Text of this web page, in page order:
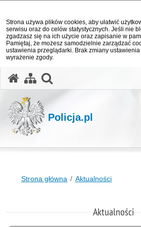
Strona używa plików cookies, aby ułatwić
serwisu oraz do celów statystycznych. Jeśli nie
zgadzasz się na ich użycie oraz zapisanie w
Pamiętaj, że możesz samodzielnie zarządzać
ustawienia przeglądarki. Brak zmiany
wyrażenie zgody.
Policja.pl
Strona główna Aktualności
Aktualności